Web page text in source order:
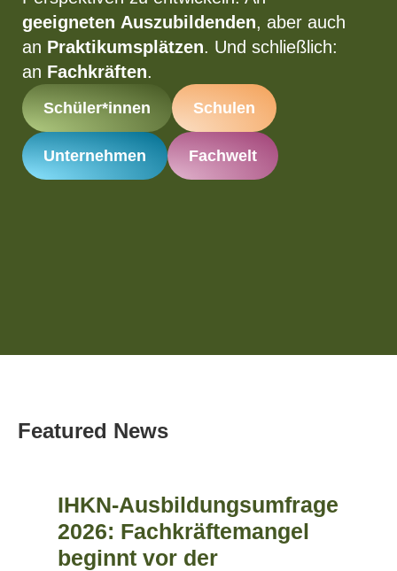
geeigneten Auszubildenden, aber auch
an Praktikumsplätzen. Und schließlich:
an Fachkräften.
Schüler*innen Schulen
Unternehmen Fachwelt
Featured News
IHKN-Ausbildungsumfrage
2026: Fachkräftemangel
beginnt vor der